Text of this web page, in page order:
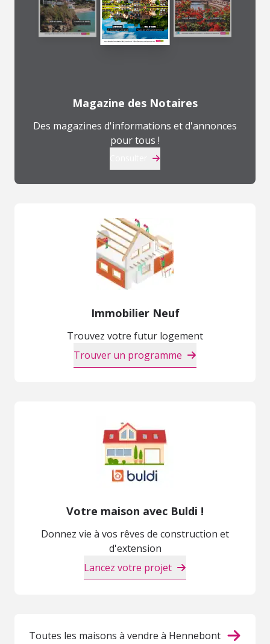
Magazine des Notaires
Des magazines d'informations et d'annonces
pour tous !
Immobilier Neuf
Trouvez votre futur logement
Trouver un programme
Votre maison avec Buldi !
Donnez vie à vos rêves de construction et
d'extension
Lancez votre projet
Toutes les maisons à vendre à Hennebont